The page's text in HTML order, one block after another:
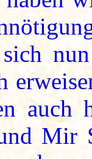
auch
Mir